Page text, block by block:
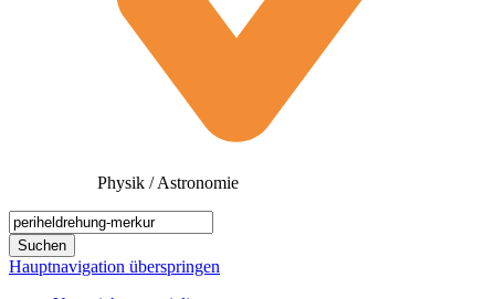
Physik / Astronomie
Hauptnavigation überspringen